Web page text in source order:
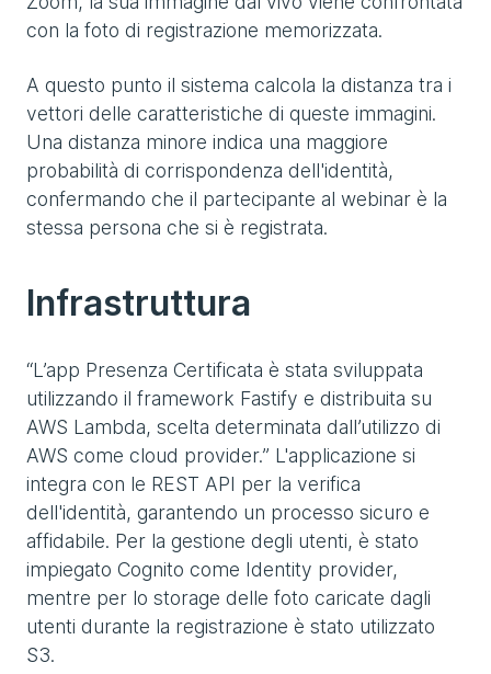
con la foto di registrazione memorizzata.
A questo punto il sistema calcola la distanza tra i
vettori delle caratteristiche di queste immagini.
Una distanza minore indica una maggiore
probabilità di corrispondenza dell'identità,
confermando che il partecipante al webinar è la
stessa persona che si è registrata.
Infrastruttura
“L’app Presenza Certificata è stata sviluppata
utilizzando il framework Fastify e distribuita su
AWS Lambda, scelta determinata dall’utilizzo di
AWS come cloud provider.” L'applicazione si
integra con le REST API per la verifica
dell'identità, garantendo un processo sicuro e
affidabile. Per la gestione degli utenti, è stato
impiegato Cognito come Identity provider,
mentre per lo storage delle foto caricate dagli
utenti durante la registrazione è stato utilizzato
S3.